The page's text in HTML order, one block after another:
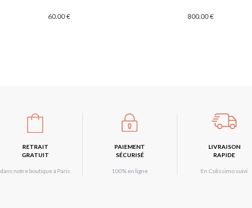
60.00 € 800.00 €
RETRAIT
GRATUIT
dans notre boutique à Paris
PAIEMENT
SÉCURISÉ
100% en ligne
LIVRAISON
RAPIDE
En Colissimo suivi